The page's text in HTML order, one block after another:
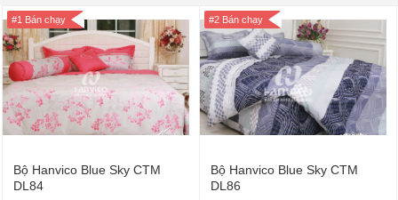
#1 Bán chạy
Bộ Hanvico Blue Sky CTM
DL84
#2 Bán chạy
Bộ Hanvico Blue Sky CTM
DL86